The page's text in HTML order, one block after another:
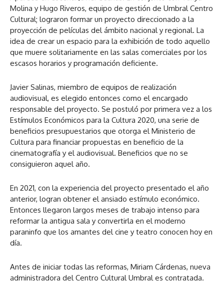
Molina y Hugo Riveros, equipo de gestión de Umbral Centro
Cultural; lograron formar un proyecto direccionado a la
proyección de películas del ámbito nacional y regional. La
idea de crear un espacio para la exhibición de todo aquello
que muere solitariamente en las salas comerciales por los
escasos horarios y programación deficiente.
Javier Salinas, miembro de equipos de realización
audiovisual, es elegido entonces como el encargado
responsable del proyecto. Se postuló por primera vez a los
Estímulos Económicos para la Cultura 2020, una serie de
beneficios presupuestarios que otorga el Ministerio de
Cultura para financiar propuestas en beneficio de la
cinematografía y el audiovisual. Beneficios que no se
consiguieron aquel año.
En 2021, con la experiencia del proyecto presentado el año
anterior, logran obtener el ansiado estímulo económico.
Entonces llegaron largos meses de trabajo intenso para
reformar la antigua sala y convertirla en el moderno
paraninfo que los amantes del cine y teatro conocen hoy en
día.
Antes de iniciar todas las reformas, Miriam Cárdenas, nueva
administradora del Centro Cultural Umbral es contratada.